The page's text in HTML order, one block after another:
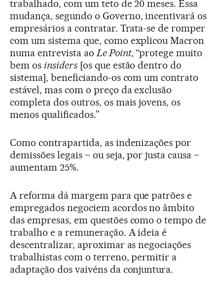
trabalhado, com um teto de 20 meses. Essa
mudança, segundo o Governo, incentivará os
empresários a contratar. Trata-se de romper
com um sistema que, como explicou Macron
numa entrevista aoLe Point, “protege muito
bem os insiders[os que estão dentro do
sistema], beneficiando-os com um contrato
estável, mas com o preço da exclusão
completa dos outros, os mais jovens, os
menos qualificados.”
Como contrapartida, as indenizações por
demissões legais – ou seja, por justa causa –
aumentam 25%.
A reforma dá margem para que patrões e
empregados negociem acordos no âmbito
das empresas, em questões como o tempo de
trabalho e a remuneração. A ideia é
descentralizar, aproximar as negociações
trabalhistas com o terreno, permitir a
adaptação dos vaivéns da conjuntura.